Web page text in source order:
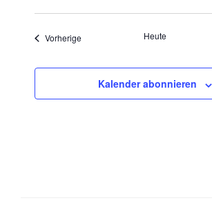
VorherigeVeranstaltungen Heute
Kalender abonnieren